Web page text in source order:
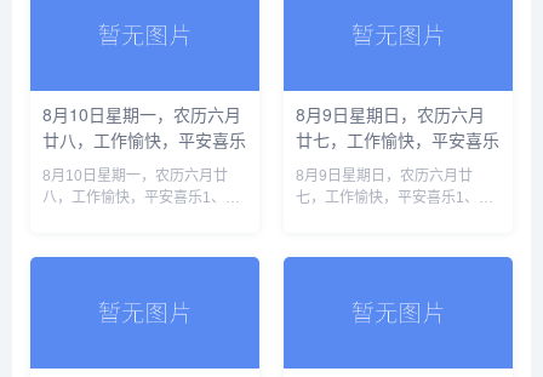
8月10日星期一，农历六月
廿八，工作愉快，平安喜乐
8月10日星期一，农历六月廿
八，工作愉快，平安喜乐1、台
8月9日星期日，农历六月
廿七，工作愉快，平安喜乐
8月9日星期日，农历六月廿
七，工作愉快，平安喜乐1、中